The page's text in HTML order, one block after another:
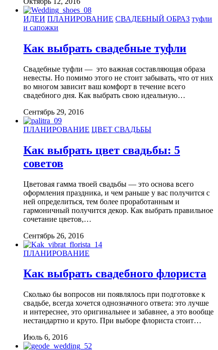
ИДЕИ ПЛАНИРОВАНИЕ СВАДЕБНЫЙ ОБРАЗ туфли
и сапожки
Как выбрать свадебные туфли
Свадебные туфли — это важная составляющая образа
невесты. Но помимо этого не стоит забывать, что от них
во многом зависит ваш комфорт в течение всего
свадебного дня. Как выбрать свою идеальную…
Сентябрь 29, 2016
ПЛАНИРОВАНИЕ ЦВЕТ СВАДЬБЫ
Как выбрать цвет свадьбы: 5
советов
Цветовая гамма твоей свадьбы — это основа всего
оформления праздника, и чем раньше у вас получится с
ней определиться, тем более проработанным и
гармоничный получится декор. Как выбрать правильное
сочетание цветов,…
Сентябрь 26, 2016
ПЛАНИРОВАНИЕ
Как выбрать свадебного флориста
Сколько бы вопросов ни появлялось при подготовке к
свадьбе, всегда хочется однозначного ответа: это лучше
и интереснее, это оригинальнее и забавнее, а это вообще
нестандартно и круто. При выборе флориста стоит…
Июль 6, 2016